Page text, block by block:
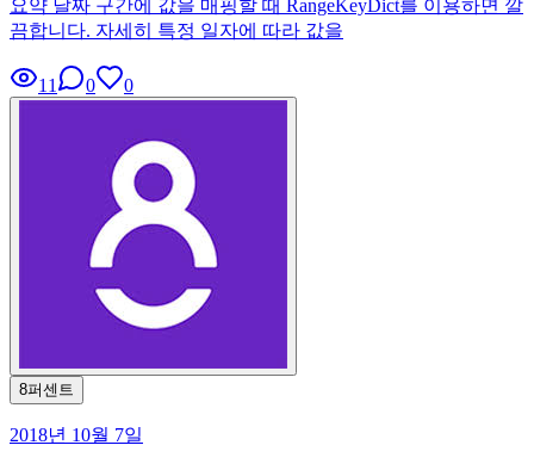
요약 날짜 구간에 값을 매핑할 때 RangeKeyDict를 이용하면 깔
끔합니다. 자세히 특정 일자에 따라 값을
11 0 0
8퍼센트
2018년 10월 7일